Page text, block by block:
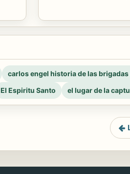
carlos engel historia de las
El Espiritu Santo el lugar de la